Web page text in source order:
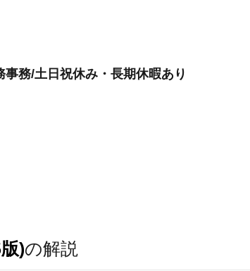
事務/土日祝休み・長期休暇あり
)の解説